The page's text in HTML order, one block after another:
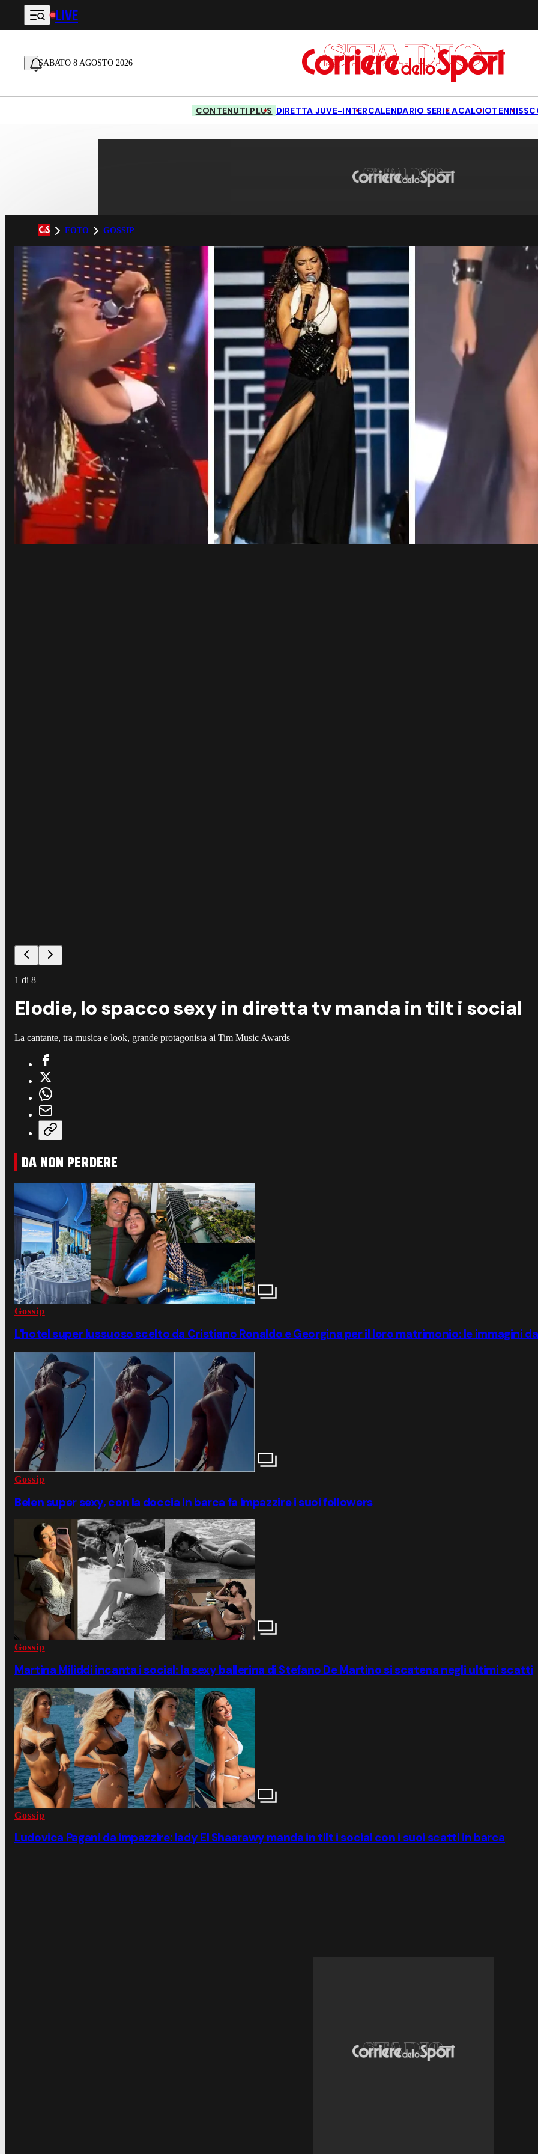
Vai al contenuto principale
LIVE
SABATO 8 AGOSTO 2026
CONTENUTI PLUS DIRETTA JUVE-INTERCALENDARIO SERIE ACALCIOTENNIS
FOTO GOSSIP
1 di 8
Elodie, lo spacco sexy in diretta tv manda in tilt i social
La cantante, tra musica e look, grande protagonista ai Tim Music Awards
DA NON PERDERE
Gossip
L'hotel super lussuoso scelto da Cristiano Ronaldo e Georgina per il loro matrimonio: le immagini
Gossip
Belen super sexy, con la doccia in barca fa impazzire i suoi followers
Gossip
Martina Miliddi incanta i social: la sexy ballerina di Stefano De Martino si scatena negli ultimi scatti
Gossip
Ludovica Pagani da impazzire: lady El Shaarawy manda in tilt i social con i suoi scatti in barca